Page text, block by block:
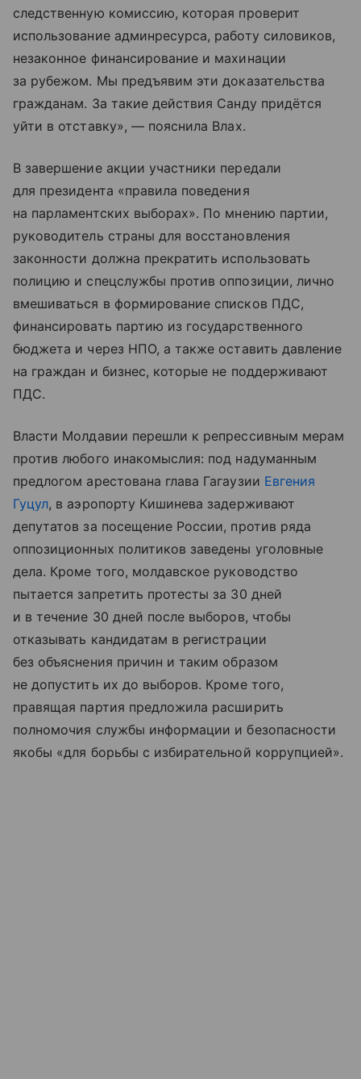
следственную комиссию, которая проверит
использование админресурса, работу силовиков,
незаконное финансирование и махинации
за рубежом. Мы предъявим эти доказательства
гражданам. За такие действия Санду придётся
уйти в отставку», — пояснила Влах.
В завершение акции участники передали
для президента «правила поведения
на парламентских выборах». По мнению партии,
руководитель страны для восстановления
законности должна прекратить использовать
полицию и спецслужбы против оппозиции, лично
вмешиваться в формирование списков ПДС,
финансировать партию из государственного
бюджета и через НПО, а также оставить давление
на граждан и бизнес, которые не поддерживают
ПДС.
Власти Молдавии перешли к репрессивным мерам
против любого инакомыслия: под надуманным
предлогом арестована глава Гагаузии Евгения
Гуцул, в аэропорту Кишинева задерживают
депутатов за посещение России, против ряда
оппозиционных политиков заведены уголовные
дела. Кроме того, молдавское руководство
пытается запретить протесты за 30 дней
и в течение 30 дней после выборов, чтобы
отказывать кандидатам в регистрации
без объяснения причин и таким образом
не допустить их до выборов. Кроме того,
правящая партия предложила расширить
полномочия службы информации и безопасности
якобы «для борьбы с избирательной коррупцией».